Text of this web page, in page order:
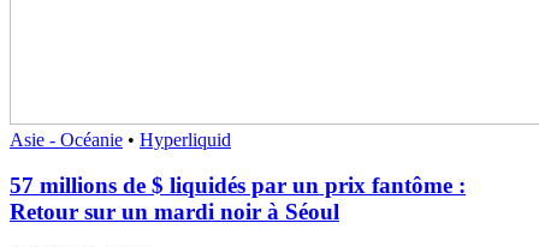
Asie - Océanie • Hyperliquid
57 millions de $ liquidés par un prix fantôme :
Retour sur un mardi noir à Séoul